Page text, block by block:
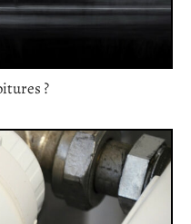
?